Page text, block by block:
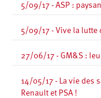
5/09/17 - ASP :
5/09/17 - Vive la lutte
27/06/17 - GM&S :
14/05/17 - La vie des
Renault et PSA !